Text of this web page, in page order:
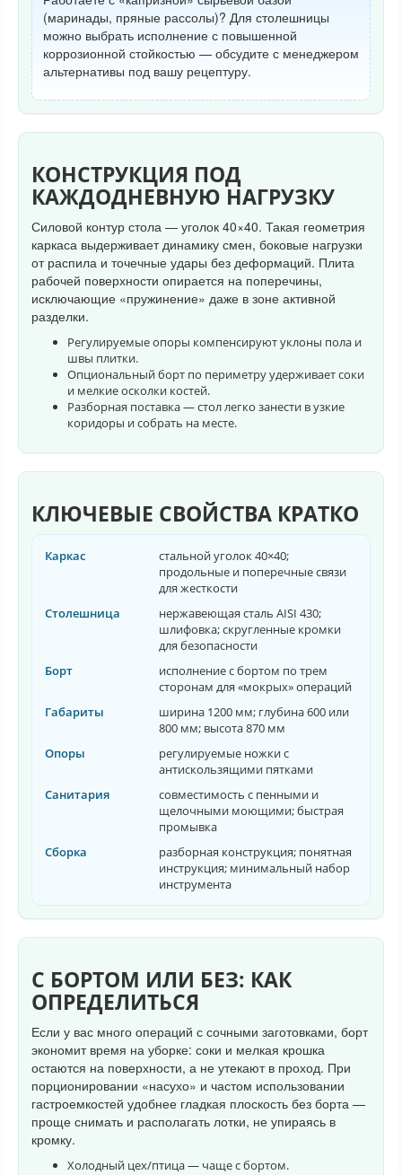
(маринады, пряные рассолы)? Для столешницы
можно выбрать исполнение с повышенной
коррозионной стойкостью — обсудите с менеджером
альтернативы под вашу рецептуру.
КОНСТРУКЦИЯ ПОД
КАЖДОДНЕВНУЮ НАГРУЗКУ
Силовой контур стола — уголок 40×40. Такая геометрия
каркаса выдерживает динамику смен, боковые нагрузки
от распила и точечные удары без деформаций. Плита
рабочей поверхности опирается на поперечины,
исключающие «пружинение» даже в зоне активной
разделки.
Регулируемые опоры компенсируют уклоны пола и
швы плитки.
Опциональный борт по периметру удерживает соки
и мелкие осколки костей.
Разборная поставка — стол легко занести в узкие
коридоры и собрать на месте.
КЛЮЧЕВЫЕ СВОЙСТВА КРАТКО
Каркас
стальной уголок 40×40;
продольные и поперечные связи
для жесткости
Столешница
нержавеющая сталь AISI 430;
шлифовка; скругленные кромки
для безопасности
Борт
исполнение с бортом по трем
сторонам для «мокрых» операций
Габариты
ширина 1200 мм; глубина 600 или
800 мм; высота 870 мм
Опоры
регулируемые ножки с
антискользящими пятками
Санитария
совместимость с пенными и
щелочными моющими; быстрая
промывка
Сборка
разборная конструкция; понятная
инструкция; минимальный набор
инструмента
С БОРТОМ ИЛИ БЕЗ: КАК
ОПРЕДЕЛИТЬСЯ
Если у вас много операций с сочными заготовками, борт
экономит время на уборке: соки и мелкая крошка
остаются на поверхности, а не утекают в проход. При
порционировании «насухо» и частом использовании
гастроемкостей удобнее гладкая плоскость без борта —
проще снимать и располагать лотки, не упираясь в
кромку.
Холодный цех/птица — чаще с бортом.